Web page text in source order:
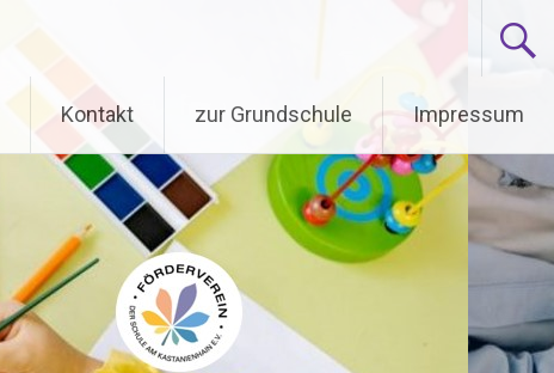
Kontakt zur Grundschule Impressum